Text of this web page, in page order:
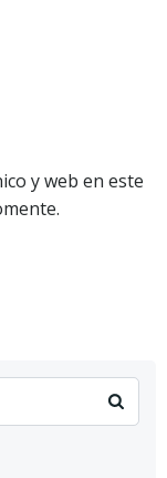
y web en este